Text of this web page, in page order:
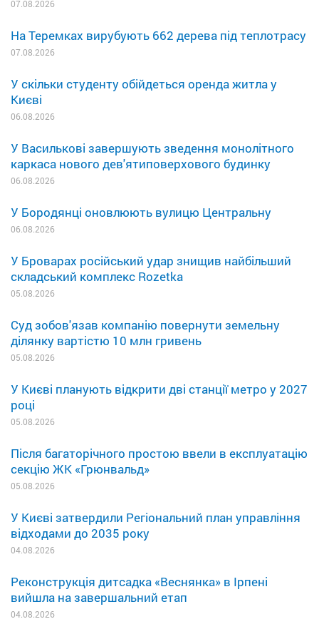
07.08.2026
На Теремках вирубують 662 дерева під теплотрасу
07.08.2026
У скільки студенту обійдеться оренда житла у
Києві
06.08.2026
У Василькові завершують зведення монолітного
каркаса нового дев'ятиповерхового будинку
06.08.2026
У Бородянці оновлюють вулицю Центральну
06.08.2026
У Броварах російський удар знищив найбільший
складський комплекс Rozetka
05.08.2026
Суд зобов'язав компанію повернути земельну
ділянку вартістю 10 млн гривень
05.08.2026
У Києві планують відкрити дві станції метро у 2027
році
05.08.2026
Після багаторічного простою ввели в експлуатацію
секцію ЖК «Грюнвальд»
05.08.2026
У Києві затвердили Регіональний план управління
відходами до 2035 року
04.08.2026
Реконструкція дитсадка «Веснянка» в Ірпені
вийшла на завершальний етап
04.08.2026